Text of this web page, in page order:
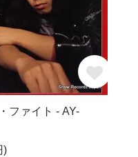
ファイト - AY-
)